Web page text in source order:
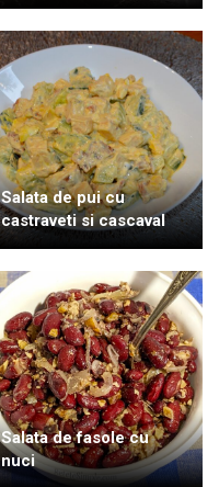
Salata de pui cu
castraveti si cascaval
Salata de fasole cu
nuci